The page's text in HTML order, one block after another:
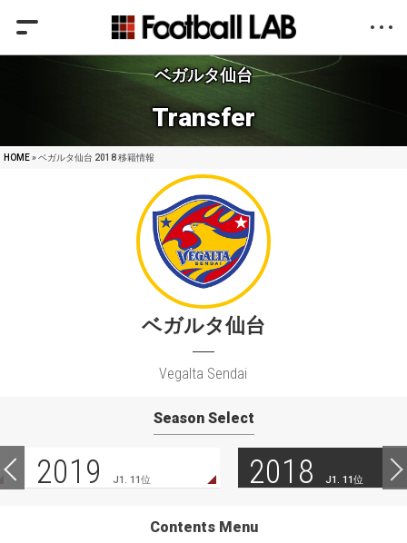
ベガルタ仙台
Transfer
HOME» ベガルタ仙台 2018 移籍情報
ベガルタ仙台
Vegalta Sendai
Season Select
2019 J1. 11位 2018 J1. 11位
Contents Menu